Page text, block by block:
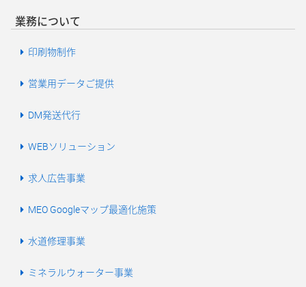
業務について
印刷物制作
営業用データご提供
DM発送代行
WEBソリューション
求人広告事業
MEO Googleマップ最適化施策
水道修理事業
ミネラルウォーター事業